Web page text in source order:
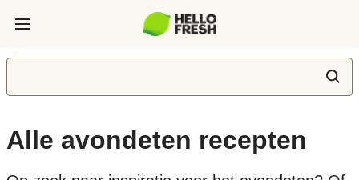
Alle avondeten recepten